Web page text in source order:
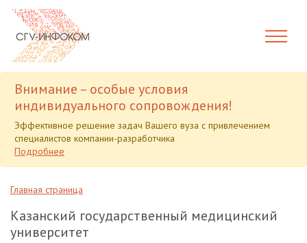
Внимание – особые условия
индивидуального сопровождения!
Эффективное решение задач Вашего вуза с привлечением
специалистов компании-разработчика
Подробнее
Главная страница
Казанский государственный медицинский
университет